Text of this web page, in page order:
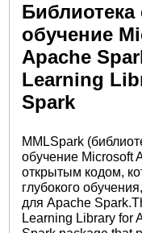
обучение
Apache
Learning
Spark
MMLSpark
обучение Microsoft
открытым кодом,
глубокого
для Apache
Learning Library for